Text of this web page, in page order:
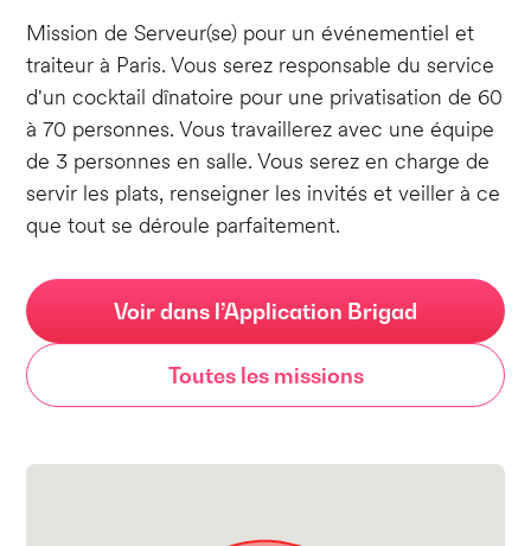
Mission de Serveur(se) pour un événementiel et
traiteur à Paris. Vous serez responsable du service
d'un cocktail dînatoire pour une privatisation de 60
à 70 personnes. Vous travaillerez avec une équipe
de 3 personnes en salle. Vous serez en charge de
servir les plats, renseigner les invités et veiller à ce
que tout se déroule parfaitement.
Voir dans l’Application Brigad
Toutes les missions